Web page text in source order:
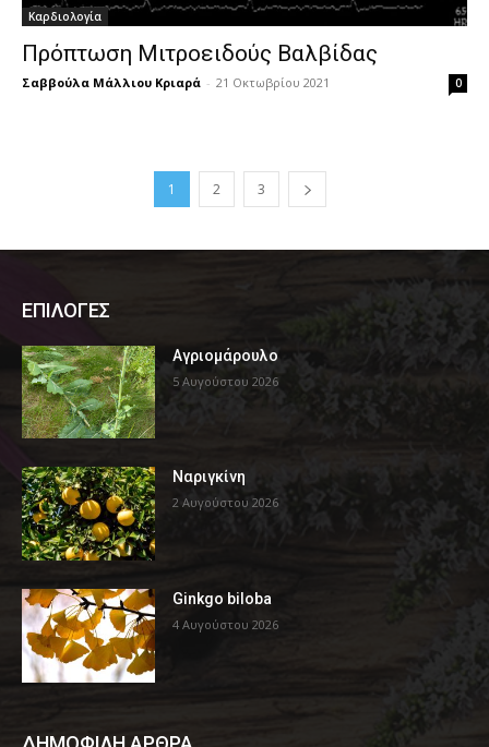
Καρδιολογία
Πρόπτωση Μιτροειδούς Βαλβίδας
Σαββούλα Μάλλιου Κριαρά - 21 Οκτωβρίου 2021 0
1 2 3
ΕΠΙΛΟΓΕΣ
Αγριομάρουλο
5 Αυγούστου 2026
Ναριγκίνη
2 Αυγούστου 2026
Ginkgo biloba
4 Αυγούστου 2026